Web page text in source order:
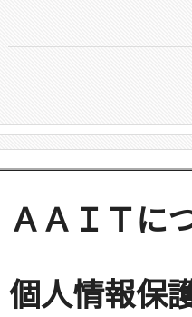
ＡＡＩＴに
個人情報保